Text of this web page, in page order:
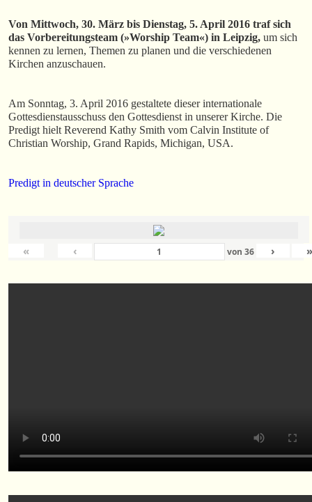
Von Mittwoch, 30. März bis Dienstag, 5. April 2016 traf sich
das Vorbereitungsteam (»Worship Team«) in Leipzig, um sich
kennen zu lernen, Themen zu planen und die verschiedenen
Kirchen anzuschauen.
Am Sonntag, 3. April 2016 gestaltete dieser internationale
Gottesdienstausschuss den Gottesdienst in unserer Kirche. Die
Predigt hielt Reverend Kathy Smith vom Calvin Institute of
Christian Worship, Grand Rapids, Michigan, USA.
Predigt in deutscher Sprache
« ‹ von 36 ›